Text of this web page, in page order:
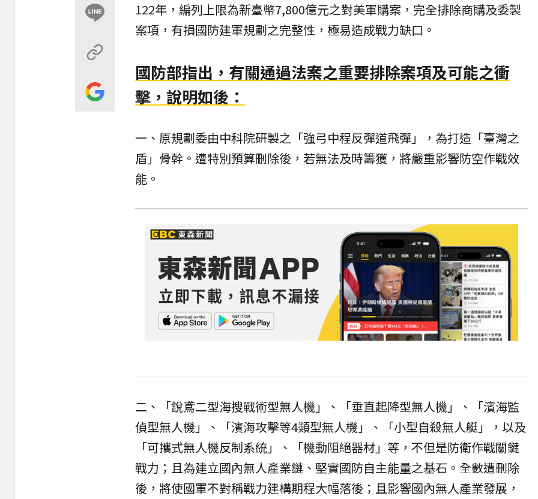
122年，編列上限為新臺幣7,800億元之對美軍購案，完全排除商購及委製
案項，有損國防建軍規劃之完整性，極易造成戰力缺口。
國防部指出，有關通過法案之重要排除案項及可能之衝
擊，說明如後：
一、原規劃委由中科院研製之「強弓中程反彈道飛彈」，為打造「臺灣之
盾」骨幹。遭特別預算刪除後，若無法及時籌獲，將嚴重影響防空作戰效
能。
二、「銳鳶二型海搜戰術型無人機」、「垂直起降型無人機」、「濱海監
偵型無人機」、「濱海攻擊等4類型無人機」、「小型自殺無人艇」，以及
「可攜式無人機反制系統」、「機動阻絕器材」等，不但是防衛作戰關鍵
戰力；且為建立國內無人產業鏈、堅實國防自主能量之基石。全數遭刪除
後，將使國軍不對稱戰力建構期程大幅落後；且影響國內無人產業發展，